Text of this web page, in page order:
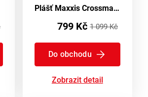
Plášť Maxxis Crossmark EXO TR
799 Kč 1 099 Kč
Do obchodu
Zobrazit detail